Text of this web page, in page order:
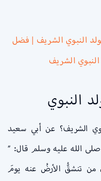
النبوي الشريف | فضل
النبوي الشريف
النبوي
الشريف؟ عن أبي سعيد
الله عليه وسلم قال: ”
من تنشقُّ الأرضُ عنه يومَ